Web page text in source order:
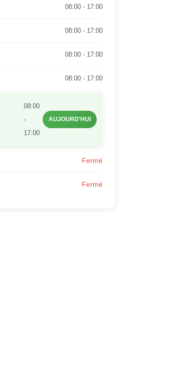
08:00 - 17:00
08:00 - 17:00
08:00 - 17:00
08:00 - 17:00
08:00
-
17:00
AUJOURD'HUI
Fermé
Fermé